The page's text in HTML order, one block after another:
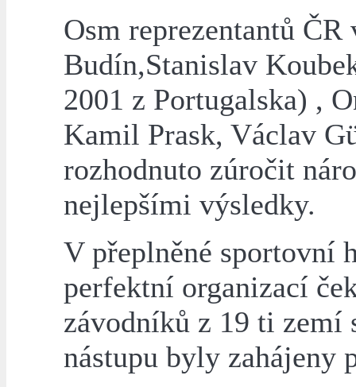
Osm reprezentantů
Budín,Stanislav
2001 z Portugalska) ,
Kamil Prask, Václav
rozhodnuto zúročit
nejlepšími výsledky.
V přeplněné sportovní
perfektní organizací
závodníků z 19 ti zemí
nástupu byly zahájeny